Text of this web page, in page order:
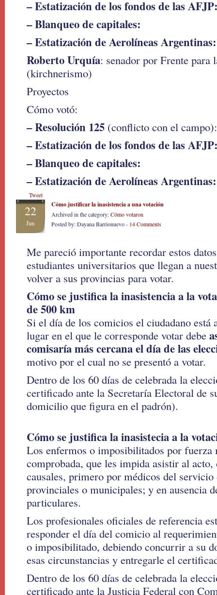
– Estatización de los fondos de las
– Blanqueo de capitales:
– Estatización de Aerolíneas Argentinas:
Roberto Urquía: senador por Frente para
(kirchnerismo)
Proyectos
Cómo votó:
– Resolución 125 (conflicto con el
– Estatización de los fondos de las
– Blanqueo de capitales:
– Estatización de Aerolíneas Argentinas:
Tweet
22
Jun
Cómo justificar la inasistencia a una votación
Archived in the category:Cómo votaron
Posted by: Dayana Barrionuevo - 14 Comments
Me pareció importante recordar estos
estudiantes universitarios que llegan a
volver a sus provincias para votar.
Cómo se justifica la inasistencia a la
de 500 km
Si el día de los comicios el ciudadano está
lugar en el que le corresponde votar debe
comisaría más cercana el día de las
motivo por el cual no se presentó a votar.
Dentro de los 60 días de celebrada la
certificado ante la Secretaría Electoral de
domicilio que figura en el padrón).
Cómo se justifica la inasistecia a la
Los enfermos o imposibilitados por fuerza
comprobada, que les impida asistir al
causales, primero por médicos del servicio
provinciales o municipales; y en ausencia
particulares.
Los profesionales oficiales de referencia
responder el día del comicio al
o imposibilitado, debiendo concurrir a su
esas circunstancias y entregarle el
Dentro de los 60 días de celebrada la
certificado ante la Justicia Federal con